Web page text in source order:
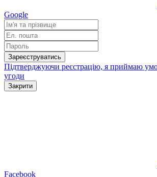
Google
Зареєструватись
Підтверджуючи реєстрацію, я приймаю
угоди
Закрити
Facebook